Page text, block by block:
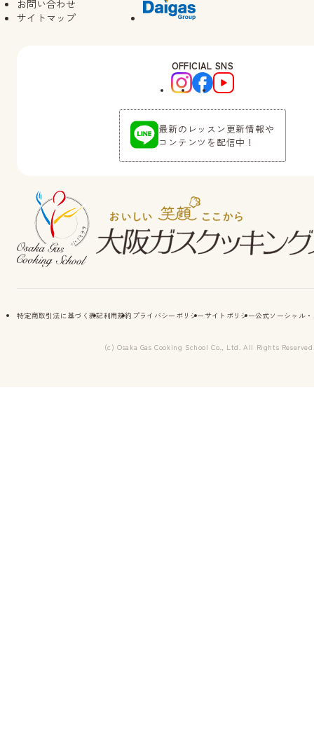
お問い合わせ
サイトマップ
OFFICIAL SNS
最新のレッスン更新情報や
コンテンツを配信中！
特定商取引法に基づく表記利用規約 プライバシーポリシーサイトポリシー公式ソーシャル
(c) Osaka Gas Cooking School Co., Ltd. All Rights